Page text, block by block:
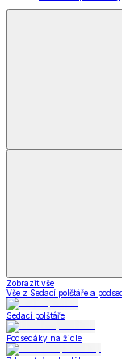
Zobrazit vše
Vše z Sedací polštáře a
Sedací polštáře
Podsedáky na židle